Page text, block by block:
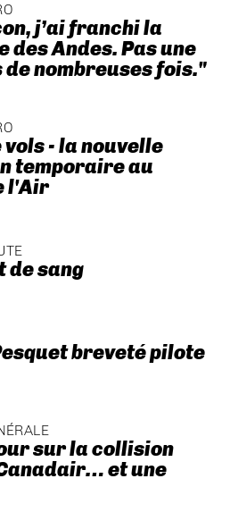
j’ai franchi la
des Andes. Pas une
de nombreuses fois."
vols - la nouvelle
temporaire au
l'Air
de sang
breveté pilote
sur la collision
et une